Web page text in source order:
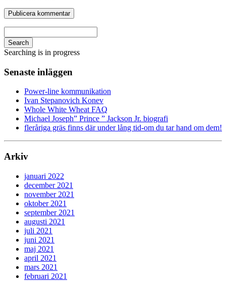
Search
Searching is in progress
Senaste inläggen
Power-line kommunikation
Ivan Stepanovich Konev
Whole White Wheat FAQ
Michael Joseph” Prince ” Jackson Jr. biografi
fleråriga gräs finns där under lång tid-om du tar hand om dem!
Arkiv
januari 2022
december 2021
november 2021
oktober 2021
september 2021
augusti 2021
juli 2021
juni 2021
maj 2021
april 2021
mars 2021
februari 2021